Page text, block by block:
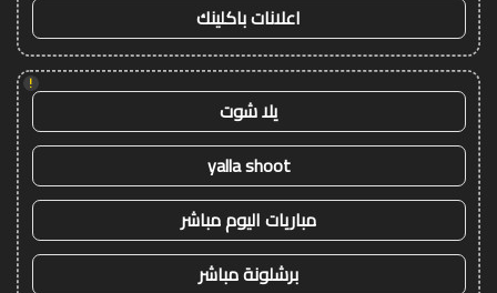
اعلانات باكلينك
!
يلا شوت
yalla shoot
مباريات اليوم مباشر
برشلونة مباشر